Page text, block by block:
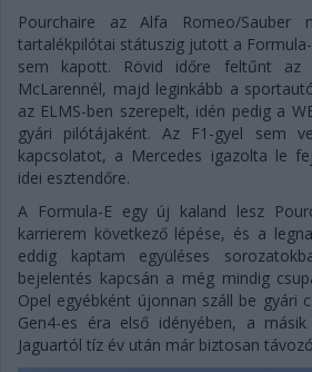
Pourchaire az Alfa Romeo/Sauber
tartalékpilótai státuszig jutott a
sem kapott. Rövid időre feltűnt az
McLarennél, majd leginkább a
az ELMS-ben szerepelt, idén pedig a
gyári pilótájaként. Az F1-gyel sem
kapcsolatot, a Mercedes igazolta le
idei esztendőre.
A Formula-E egy új kaland lesz
karrierem következő lépése, és a
eddig kaptam együléses
bejelentés kapcsán a még mindig
Opel egyébként újonnan száll be gyári
Gen4-es éra első idényében, a
Jaguartól tíz év után már biztosan